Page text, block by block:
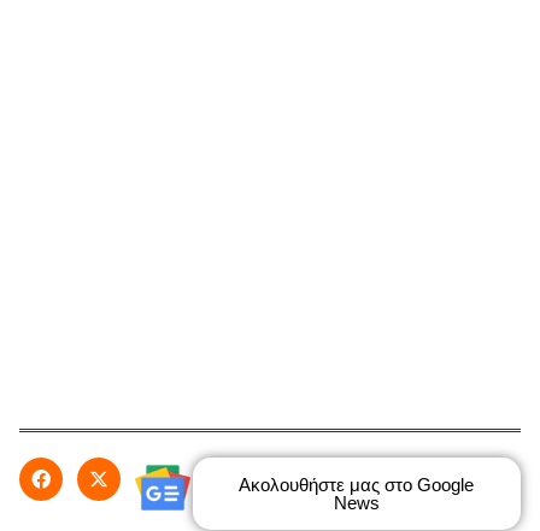
Ακολουθήστε μας στο Google
News